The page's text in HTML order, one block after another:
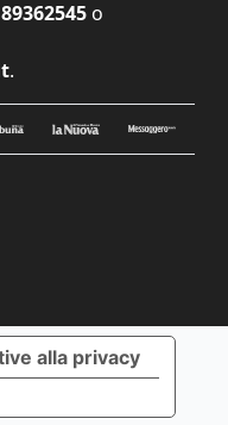
o
.
alla privacy